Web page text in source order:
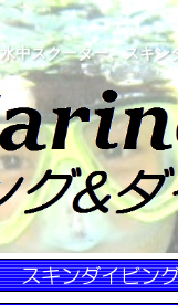
中スクーター、スキ